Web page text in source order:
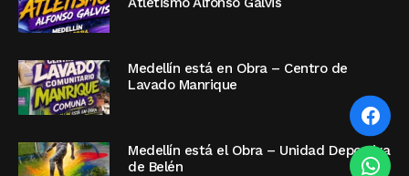
Medellín está en Obra – Centro de
Lavado Manrique
Medellín está el Obra – Unidad Deportiva
de Belén